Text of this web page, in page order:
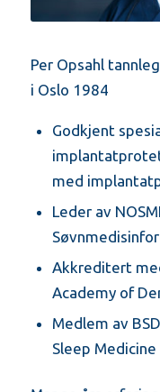
Per Opsahl
i Oslo 1984
Godkjent
med
Leder av
Akkreditert
Academy of
Medlem av
Sleep Medicine